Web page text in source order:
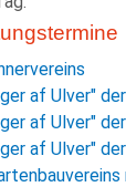
af Ulver"
af Ulver"
af Ulver"